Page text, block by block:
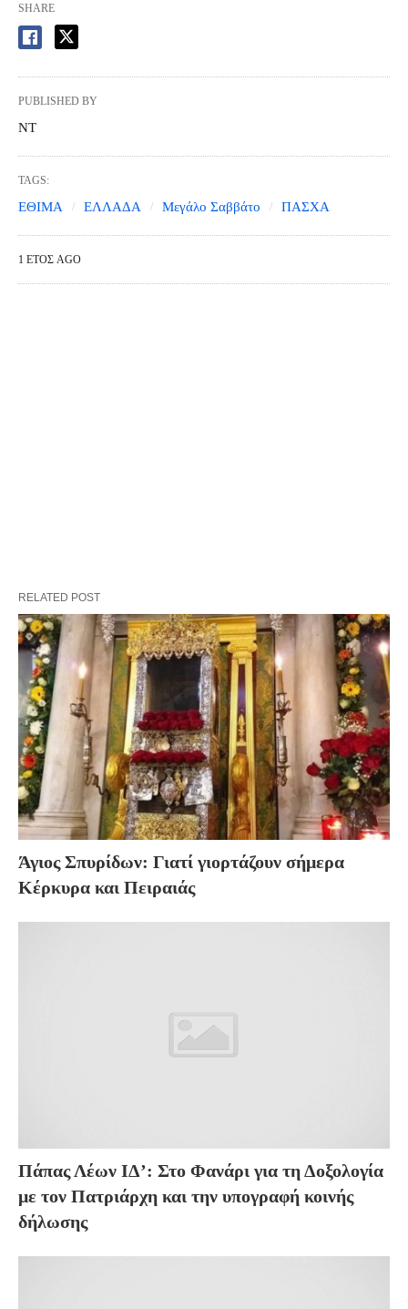
SHARE
PUBLISHED BY
NT
TAGS:
ΕΘΙΜΑ ΕΛΛΑΔΑ Μεγάλο Σαββάτο ΠΑΣΧΑ
1 ΈΤΟΣ AGO
RELATED POST
Άγιος Σπυρίδων: Γιατί γιορτάζουν σήμερα
Κέρκυρα και Πειραιάς
Πάπας Λέων ΙΔ’: Στο Φανάρι για τη Δοξολογία
με τον Πατριάρχη και την υπογραφή κοινής
δήλωσης